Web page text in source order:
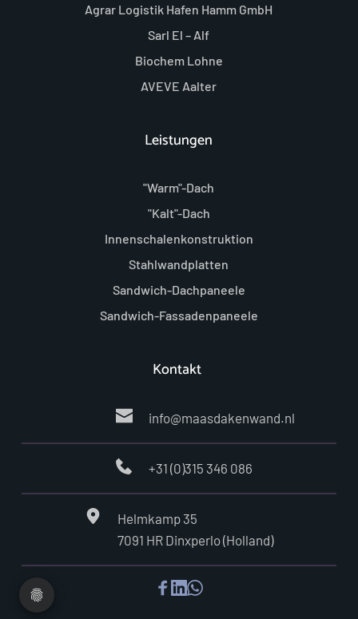
Agrar Logistik Hafen Hamm GmbH
Sarl El – Alf
Biochem Lohne
AVEVE Aalter
Leistungen
"Warm"-Dach
"Kalt"-Dach
Innenschalenkonstruktion
Stahlwandplatten
Sandwich-Dachpaneele
Sandwich-Fassadenpaneele
Kontakt
info@maasdakenwand.nl
+31 (0)315 346 086
Helmkamp 35
7091 HR Dinxperlo (Holland)